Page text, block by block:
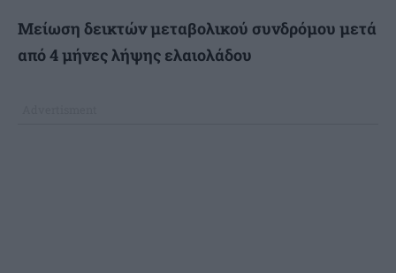
Μείωση δεικτών μεταβολικού συνδρόμου μετά
από 4 μήνες λήψης ελαιολάδου